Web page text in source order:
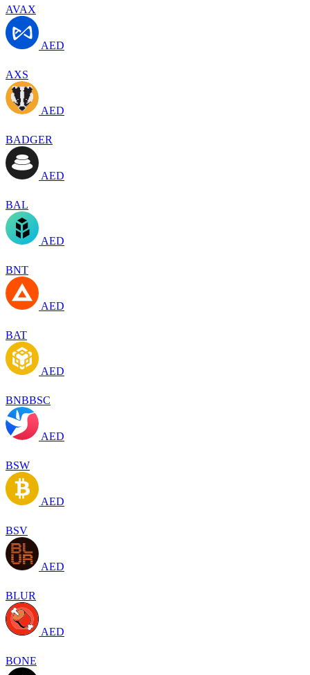
AVAX
AED
AXS
AED
BADGER
AED
BAL
AED
BNT
AED
BAT
AED
BNBBSC
AED
BSW
AED
BSV
AED
BLUR
AED
BONE